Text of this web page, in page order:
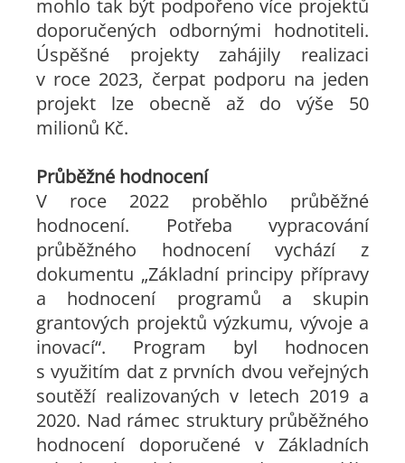
mohlo tak být podpořeno více projektů
doporučených odbornými hodnotiteli.
Úspěšné projekty zahájily realizaci
v roce 2023, čerpat podporu na jeden
projekt lze obecně až do výše 50
milionů Kč.
Průběžné hodnocení
V roce 2022 proběhlo průběžné
hodnocení. Potřeba vypracování
průběžného hodnocení vychází z
dokumentu „Základní principy přípravy
a hodnocení programů a skupin
grantových projektů výzkumu, vývoje a
inovací“. Program byl hodnocen
s využitím dat z prvních dvou veřejných
soutěží realizovaných v letech 2019 a
2020. Nad rámec struktury průběžného
hodnocení doporučené v Základních